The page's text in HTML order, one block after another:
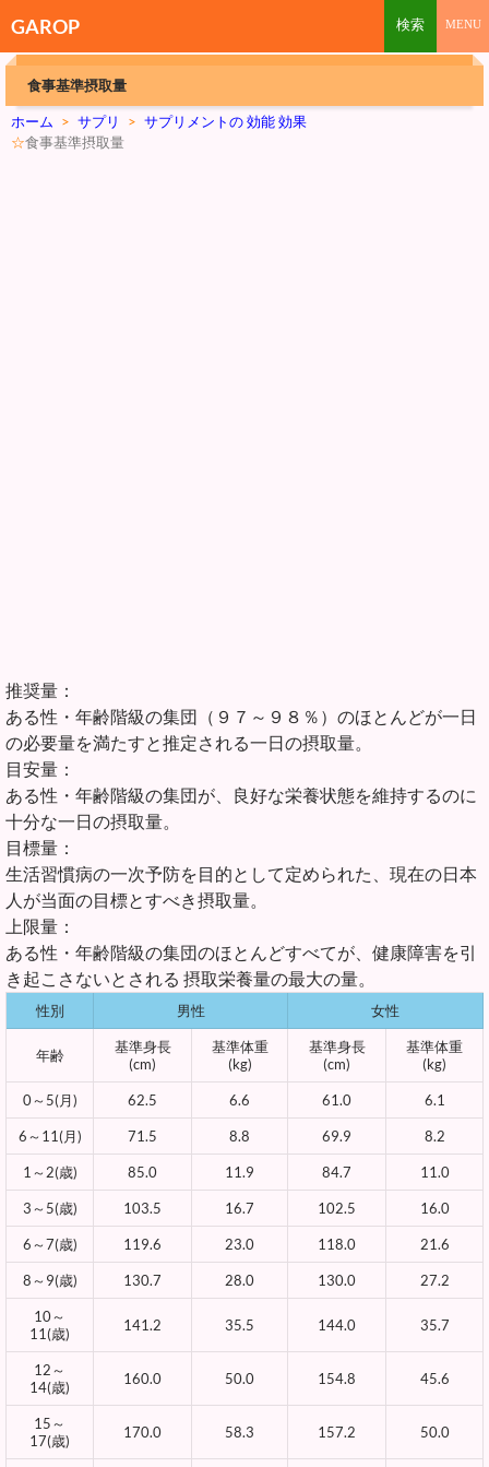
GAROP
食事基準摂取量
ホーム > サプリ > サプリメントの 効能 効果
☆食事基準摂取量
推奨量：
ある性・年齢階級の集団（９７～９８％）のほとんどが一日
の必要量を満たすと推定される一日の摂取量。
目安量：
ある性・年齢階級の集団が、良好な栄養状態を維持するのに
十分な一日の摂取量。
目標量：
生活習慣病の一次予防を目的として定められた、現在の日本
人が当面の目標とすべき摂取量。
上限量：
ある性・年齢階級の集団のほとんどすべてが、健康障害を引
き起こさないとされる 摂取栄養量の最大の量。
性別 男性 女性
年齢
基準身長
(cm)
基準体重
(kg)
基準身長
(cm)
基準体重
(kg)
0～5(月) 62.5 6.6 61.0 6.1
6～11(月) 71.5 8.8 69.9 8.2
1～2(歳) 85.0 11.9 84.7 11.0
3～5(歳) 103.5 16.7 102.5 16.0
6～7(歳) 119.6 23.0 118.0 21.6
8～9(歳) 130.7 28.0 130.0 27.2
10～
11(歳)
141.2 35.5 144.0 35.7
12～
14(歳)
160.0 50.0 154.8 45.6
15～
17(歳)
170.0 58.3 157.2 50.0